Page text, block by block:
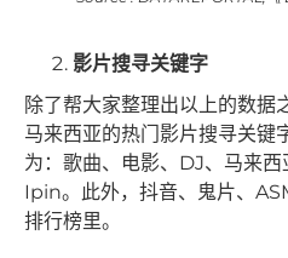
影片搜寻关键字
除了帮大家整理出以上的数据
马来西亚的热门影片搜寻关键
为：歌曲、电影、DJ、马来
Ipin。此外，抖音、鬼片、
排行榜里。